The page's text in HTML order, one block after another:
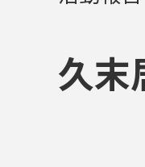
久末